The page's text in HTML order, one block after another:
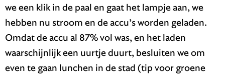
we een klik in de paal en gaat het lampje aan, we
hebben nu stroom en de accu’s worden geladen.
Omdat de accu al 87% vol was, en het laden
waarschijnlijk een uurtje duurt, besluiten we om
even te gaan lunchen in de stad (tip voor groene